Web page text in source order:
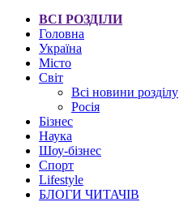
ВСІ РОЗДІЛИ
Головна
Україна
Місто
Світ
Всі новини розділу
Росія
Бізнес
Наука
Шоу-бізнес
Спорт
Lifestyle
БЛОГИ ЧИТАЧІВ